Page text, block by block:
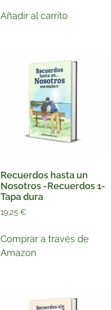
Añadir al carrito
Recuerdos hasta un
Nosotros -Recuerdos 1-
Tapa dura
19,25 €
Comprar a través de
Amazon